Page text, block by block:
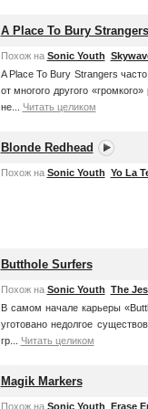
A Place To Bury Strangers
Похож на Sonic Youth
A Place To Bury Strangers
от многого другого
не...
Читать целиком
Blonde Redhead
Похож на Sonic Youth Yo La
Butthole Surfers
Похож на Sonic Youth The
В самом начале карьеры
уготовано недолгое
гр...
Читать целиком
Magik Markers
Похож на Sonic Youth Erase